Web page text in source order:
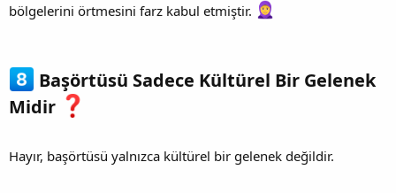
bölgelerini örtmesini farz kabul etmiştir.
Başörtüsü Sadece Kültürel Bir Gelenek
Midir
Hayır, başörtüsü yalnızca kültürel bir gelenek değildir.